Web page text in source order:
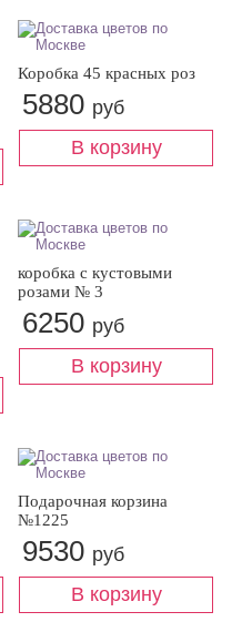
Коробка 45 красных роз
5880 руб
коробка с кустовыми
розами № 3
6250 руб
Подарочная корзина
№1225
9530 руб